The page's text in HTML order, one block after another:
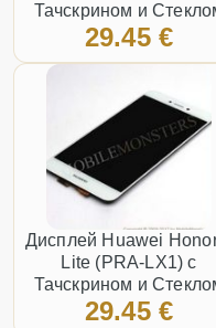
Тачскрином и
Чёрный
29.45 €
Дисплей Huawei
Lite (PRA-LX1) с
Тачскрином и
Белый
29.45 €